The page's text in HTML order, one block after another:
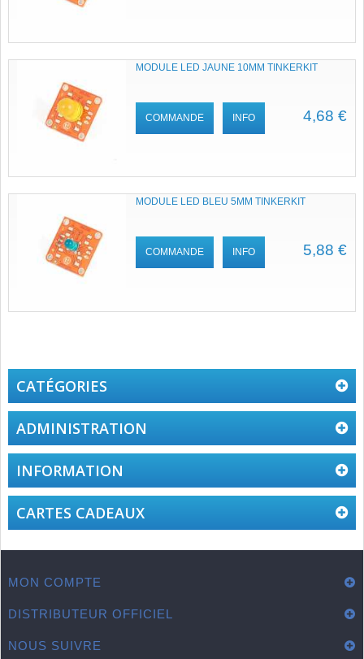
MODULE LED JAUNE 10MM TINKERKIT
4,68 €
COMMANDE INFO
MODULE LED BLEU 5MM TINKERKIT
5,88 €
COMMANDE INFO
CATÉGORIES
ADMINISTRATION
INFORMATION
CARTES CADEAUX
MON COMPTE
DISTRIBUTEUR OFFICIEL
NOUS SUIVRE